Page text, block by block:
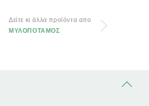
Δείτε κι άλλα προϊόντα απο
ΜΥΛΟΠΟΤΑΜΟΣ